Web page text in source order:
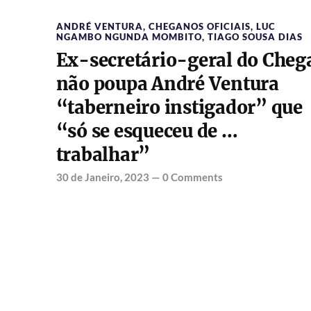
ANDRÉ VENTURA, CHEGANOS OFICIAIS, LUC
NGAMBO NGUNDA MOMBITO, TIAGO SOUSA DIAS
Ex-secretário-geral do
não poupa André Ventura
“taberneiro instigador” que
“só se esqueceu de …
trabalhar”
30 de Janeiro, 2023 — 0 Comments